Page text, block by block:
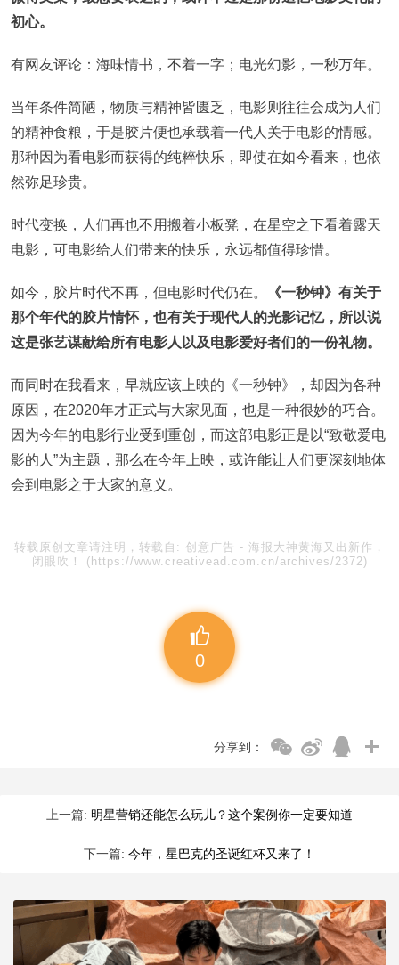
初心。
有网友评论：海味情书，不着一字；电光幻影，一秒万年。
当年条件简陋，物质与精神皆匮乏，电影则往往会成为人们
的精神食粮，于是胶片便也承载着一代人关于电影的情感。
那种因为看电影而获得的纯粹快乐，即使在如今看来，也依
然弥足珍贵。
时代变换，人们再也不用搬着小板凳，在星空之下看着露天
电影，可电影给人们带来的快乐，永远都值得珍惜。
如今，胶片时代不再，但电影时代仍在。
《一秒钟》有关于
那个年代的胶片情怀，也有关于现代人的光影记忆，所以说
这是张艺谋献给所有电影人以及电影爱好者们的一份礼物。
而同时在我看来，早就应该上映的《一秒钟》，却因为各种
原因，在2020年才正式与大家见面，也是一种很妙的巧合。
因为今年的电影行业受到重创，而这部电影正是以“致敬爱电
影的人”为主题，那么在今年上映，或许能让人们更深刻地体
会到电影之于大家的意义。
转载原创文章请注明，转载自: 创意广告 - 海报大神黄海又出新作，
闭眼吹！ (https://www.creativead.com.cn/archives/2372)
0
分享到：
上一篇: 明星营销还能怎么玩儿？这个案例你一定要知道
下一篇: 今年，星巴克的圣诞红杯又来了！